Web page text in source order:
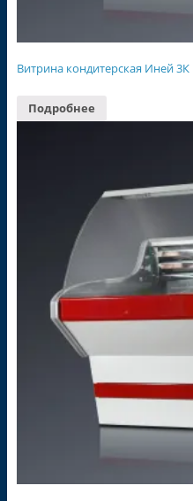
Витрина кондитерская Иней 3К
Подробнее